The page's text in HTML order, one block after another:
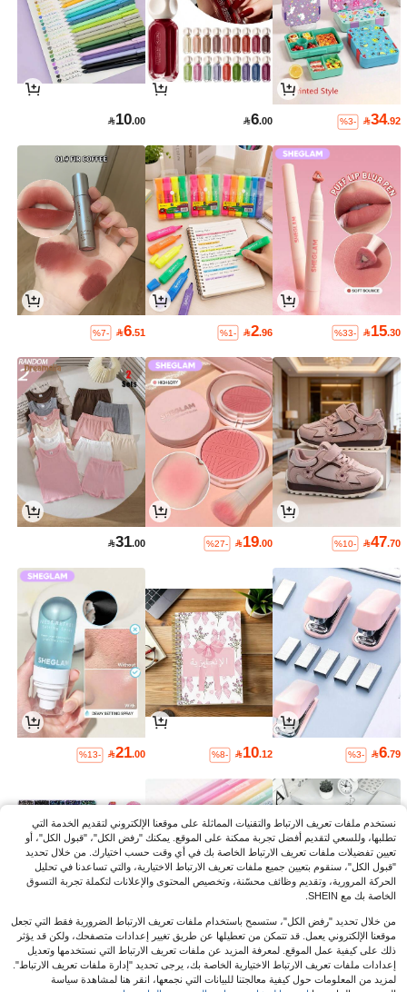
34.92
%3-
6.00
10.00
15.30
%33-
2.96
%1-
6.51
%7-
47.70
%10-
19.00
%27-
31.00
6.79
%3-
10.12
%8-
21.00
%13-
5.28
%12-
3.00
 28.13
%3-
نستخدم ملفات تعريف الارتباط والتقنيات المماثلة على موقعنا الإلكتروني لتقديم الخدمة التي
تطلبها، وللسعي لتقديم أفضل تجربة ممكنة على الموقع. يمكنك "رفض الكل"، "قبول الكل"، أو
تعيين تفضيلات ملفات تعريف الارتباط الخاصة بك في أي وقت حسب اختيارك. من خلال تحديد
"قبول الكل"، سنقوم بتعيين جميع ملفات تعريف الارتباط الاختيارية، والتي تساعدنا في تحليل
الحركة المرورية، وتقديم وظائف محسّنة، وتخصيص المحتوى والإعلانات لتكملة تجربة التسوق
الخاصة بك مع SHEIN.
من خلال تحديد "رفض الكل"، ستسمح باستخدام ملفات تعريف الارتباط الضرورية فقط التي تجعل
موقعنا الإلكتروني يعمل. قد تتمكن من تعطيلها عن طريق تغيير إعدادات متصفحك، ولكن قد يؤثر
ذلك على كيفية عمل الموقع. لمعرفة المزيد عن ملفات تعريف الارتباط التي نستخدمها وتعديل
إعدادات ملفات تعريف الارتباط الاختيارية الخاصة بك، يرجى تحديد "إدارة ملفات تعريف الارتباط".
لمزيد من المعلومات حول كيفية معالجتنا للبيانات التي نجمعها، انقر هنا لمشاهدة سياسة